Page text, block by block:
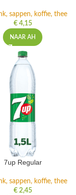
sappen, koffie, thee
€4,15
NAAR AH
7up Regular
sappen, koffie, thee
€2,45